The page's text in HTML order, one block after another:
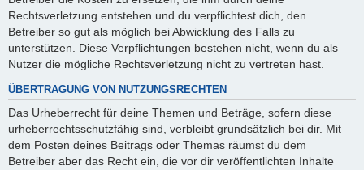
Rechtsverletzung entstehen und du verpflichtest dich, den
Betreiber so gut als möglich bei Abwicklung des Falls zu
unterstützen. Diese Verpflichtungen bestehen nicht, wenn du als
Nutzer die mögliche Rechtsverletzung nicht zu vertreten hast.
ÜBERTRAGUNG VON NUTZUNGSRECHTEN
Das Urheberrecht für deine Themen und Beträge, sofern diese
urheberrechtsschutzfähig sind, verbleibt grundsätzlich bei dir. Mit
dem Posten deines Beitrags oder Themas räumst du dem
Betreiber aber das Recht ein, die vor dir veröffentlichten Inhalte